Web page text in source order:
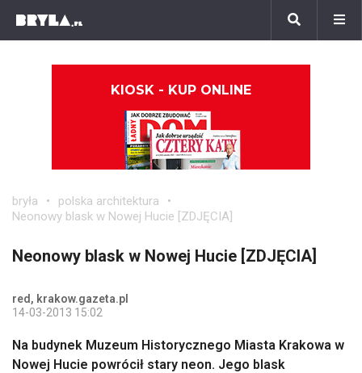
KIOSK - KUP ONLINE
bryła
polska architektura
Neonowy blask w Nowej Hucie [ZDJĘCIA]
Neonowy blask w Nowej Hucie [ZDJĘCIA]
red, krakow.gazeta.pl
14-03-2013 15:02
Na budynek Muzeum Historycznego Miasta Krakowa w
Nowej Hucie powrócił stary neon. Jego blask